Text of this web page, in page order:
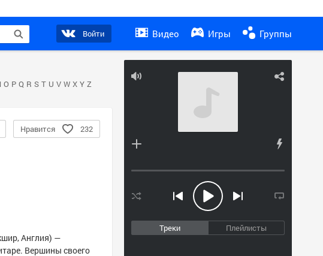
Войти Видео Игры Группы
Треки Плейлисты
O P Q R S T U V W X Y Z
Нравится 232
Англия) —
Вершины своего